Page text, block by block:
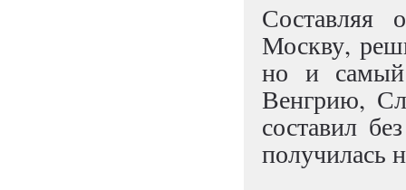
Составляя
Москву,
но и
Венгрию,
составил
получилась